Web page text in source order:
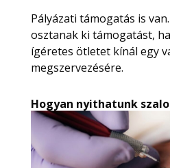
Pályázati támogatás is
osztanak ki támogatást,
ígéretes ötletet kínál egy
megszervezésére.
Hogyan nyithatunk